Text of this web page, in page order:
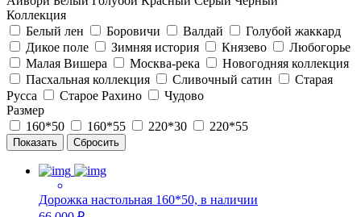
Коллекция
Белый лен
Боровичи Валдай
Голубой жаккард
Дикое поле
Зимняя история Князево
Любогорье
Малая Вишера
Москва-река
Новогодняя коллекция
Пасхальная коллекция
Сливочный сатин
Старая
Русса
Старое Рахино
Чудово
Размер
160*50
160*55 220*30 220*55
Дорожка настольная 160*50, в наличии